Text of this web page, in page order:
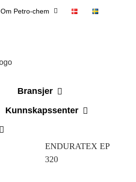
Om Petro-chem
Bransjer
Kunnskapssenter
ENDURATEX EP
320